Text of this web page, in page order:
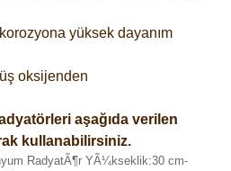
yüksek dayanım
oksijenden
aşağıda verilen
kullanabilirsiniz.